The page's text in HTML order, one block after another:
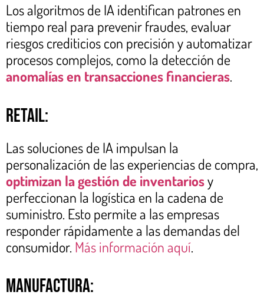
Los algoritmos de IA identifican patrones en
tiempo real para prevenir fraudes, evaluar
riesgos crediticios con precisión y automatizar
procesos complejos, como la detección de
anomalías en transacciones financieras.
Retail:
Las soluciones de IA impulsan la
personalización de las experiencias de compra,
optimizan la gestión de inventariosy
perfeccionan la logística en la cadena de
suministro. Esto permite a las empresas
responder rápidamente a las demandas del
consumidor. Más información aquí.
Manufactura: